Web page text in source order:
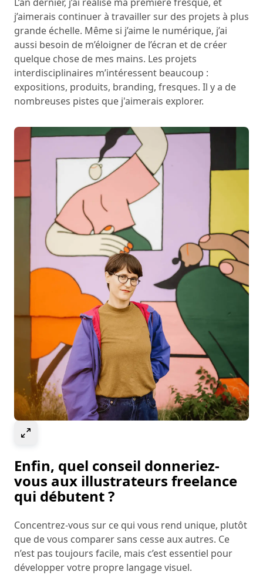
j’aimerais continuer à travailler sur des projets à plus
grande échelle. Même si j’aime le numérique, j’ai
aussi besoin de m’éloigner de l’écran et de créer
quelque chose de mes mains. Les projets
interdisciplinaires m’intéressent beaucoup :
expositions, produits, branding, fresques. Il y a de
nombreuses pistes que j'aimerais explorer.
Enfin, quel conseil donneriez-
vous aux illustrateurs freelance
qui débutent ?
Concentrez-vous sur ce qui vous rend unique, plutôt
que de vous comparer sans cesse aux autres. Ce
n’est pas toujours facile, mais c’est essentiel pour
développer votre propre langage visuel.